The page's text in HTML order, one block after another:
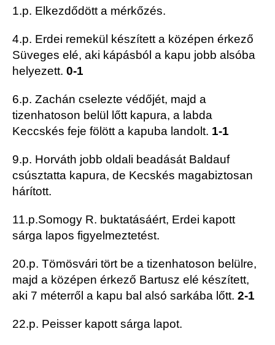
1.p. Elkezdődött a mérkőzés.
4.p. Erdei remekül készített a középen érkező
Süveges elé, aki kápásból a kapu jobb alsóba
helyezett. 0-1
6.p. Zachán cselezte védőjét, majd a
tizenhatoson belül lőtt kapura, a labda
Keccskés feje fölött a kapuba landolt. 1-1
9.p. Horváth jobb oldali beadását Baldauf
csúsztatta kapura, de Kecskés magabiztosan
hárított.
11.p.Somogy R. buktatásáért, Erdei kapott
sárga lapos figyelmeztetést.
20.p. Tömösvári tört be a tizenhatoson belülre,
majd a középen érkező Bartusz elé készített,
aki 7 méterről a kapu bal alsó sarkába lőtt. 2-1
22.p. Peisser kapott sárga lapot.